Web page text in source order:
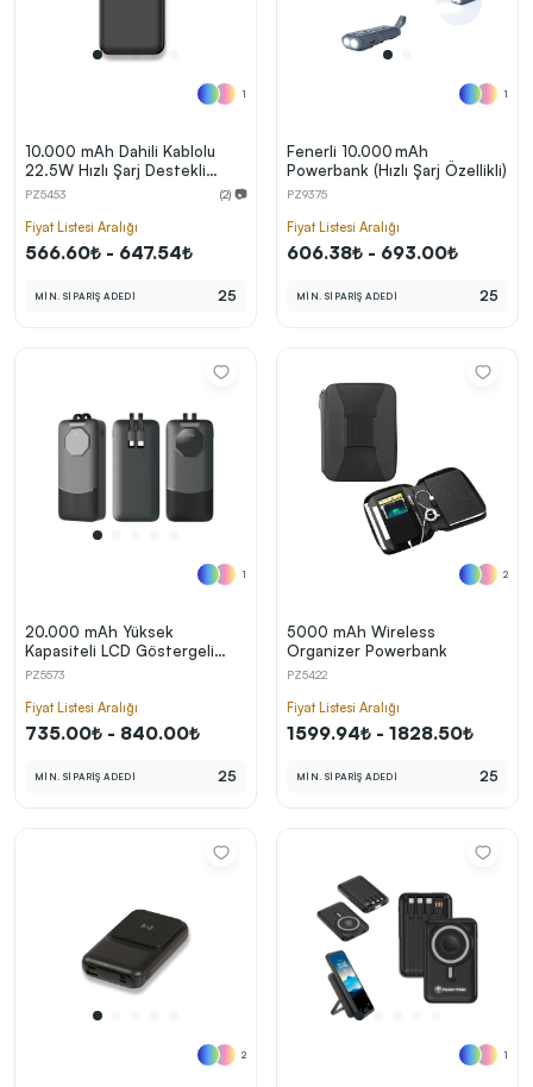
1
10.000 mAh Dahili Kablolu
22.5W Hızlı Şarj Destekli
Powerbank
PZ5453 (2) 📷
Fiyat Listesi Aralığı
566.60₺ - 647.54₺
MİN. SİPARİŞ ADEDİ 25
1
Fenerli 10.000 mAh
Powerbank (Hızlı Şarj Özellikli)
PZ9375
Fiyat Listesi Aralığı
606.38₺ - 693.00₺
MİN. SİPARİŞ ADEDİ 25
1
20.000 mAh Yüksek
Kapasiteli LCD Göstergeli
Powerbank
PZ5573
Fiyat Listesi Aralığı
735.00₺ - 840.00₺
MİN. SİPARİŞ ADEDİ 25
2
5000 mAh Wireless
Organizer Powerbank
PZ5422
Fiyat Listesi Aralığı
1599.94₺ - 1828.50₺
MİN. SİPARİŞ ADEDİ 25
2 1